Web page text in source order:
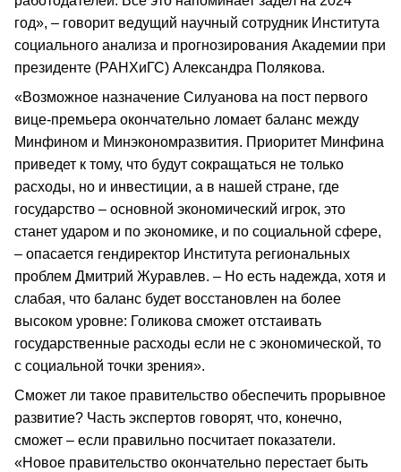
год», – говорит ведущий научный сотрудник Института
социального анализа и прогнозирования Академии при
президенте (РАНХиГС) Александра Полякова.
«Возможное назначение Силуанова на пост первого
вице-премьера окончательно ломает баланс между
Минфином и Минэкономразвития. Приоритет Минфина
приведет к тому, что будут сокращаться не только
расходы, но и инвестиции, а в нашей стране, где
государство – основной экономический игрок, это
станет ударом и по экономике, и по социальной сфере,
– опасается гендиректор Института региональных
проблем Дмитрий Журавлев. – Но есть надежда, хотя и
слабая, что баланс будет восстановлен на более
высоком уровне: Голикова сможет отстаивать
государственные расходы если не с экономической, то
с социальной точки зрения».
Сможет ли такое правительство обеспечить прорывное
развитие? Часть экспертов говорят, что, конечно,
сможет – если правильно посчитает показатели.
«Новое правительство окончательно перестает быть